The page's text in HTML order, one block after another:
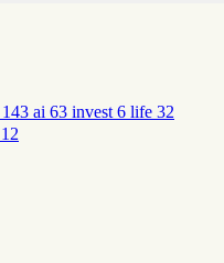
143 ai 63 invest 6 life 32
12